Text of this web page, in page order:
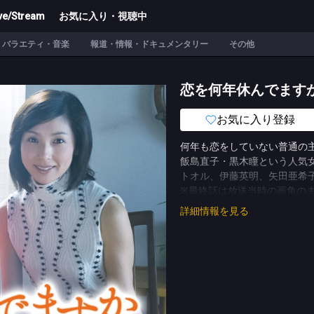
Stream お気に入り・視聴中
バラエティ・音楽 報道・情報・ドキュメンタリー その他
恋を何年休んでます
お気に入り登録
何年も恋をしていない普通の
飯島直子・黒木瞳という人気
トオル、伊藤英明、矢田亜
※最終話は放送当時の画角の
詳細情報を見る